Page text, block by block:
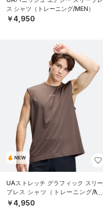
ス シャツ（トレーニング/MEN）
￥4,950
NEW
UAストレッチ グラフィック スリー
ブレス シャツ（トレーニング/ME
N）
￥4,950